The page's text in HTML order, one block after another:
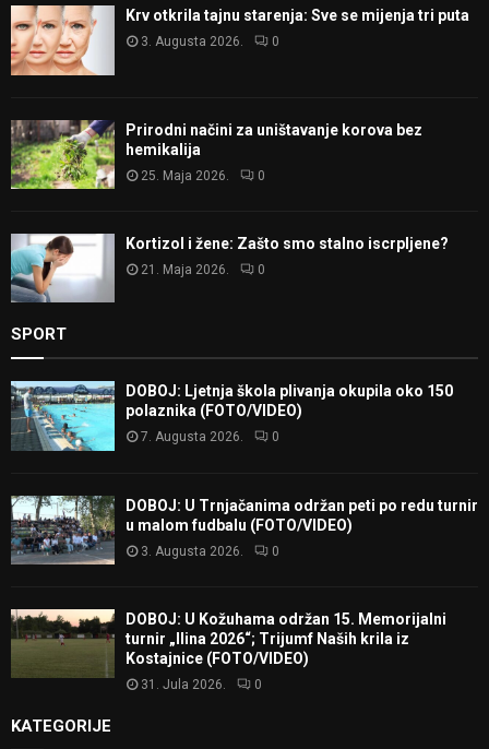
Krv otkrila tajnu starenja: Sve se mijenja tri puta
3. Augusta 2026. 0
Prirodni načini za uništavanje korova bez
hemikalija
25. Maja 2026. 0
Kortizol i žene: Zašto smo stalno iscrpljene?
21. Maja 2026. 0
SPORT
DOBOJ: Ljetnja škola plivanja okupila oko 150
polaznika (FOTO/VIDEO)
7. Augusta 2026. 0
DOBOJ: U Trnjačanima održan peti po redu turnir
u malom fudbalu (FOTO/VIDEO)
3. Augusta 2026. 0
DOBOJ: U Kožuhama održan 15. Memorijalni
turnir „Ilina 2026“; Trijumf Naših krila iz
Kostajnice (FOTO/VIDEO)
31. Jula 2026. 0
KATEGORIJE